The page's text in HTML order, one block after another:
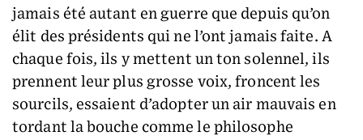
jamais été autant en guerre que depuis qu’on
élit des présidents qui ne l’ont jamais faite. A
chaque fois, ils y mettent un ton solennel, ils
prennent leur plus grosse voix, froncent les
sourcils, essaient d’adopter un air mauvais en
tordant la bouche comme le philosophe